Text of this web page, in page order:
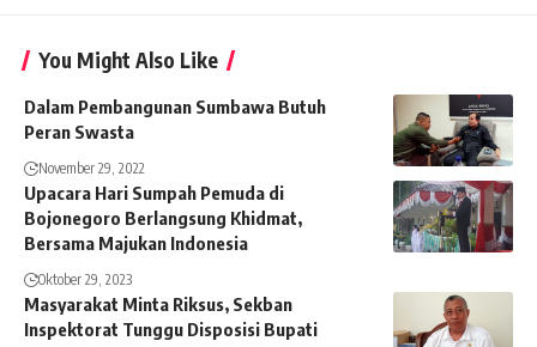
You Might Also Like
Dalam Pembangunan Sumbawa Butuh
Peran Swasta
November 29, 2022
Upacara Hari Sumpah Pemuda di
Bojonegoro Berlangsung Khidmat,
Bersama Majukan Indonesia
Oktober 29, 2023
Masyarakat Minta Riksus, Sekban
Inspektorat Tunggu Disposisi Bupati